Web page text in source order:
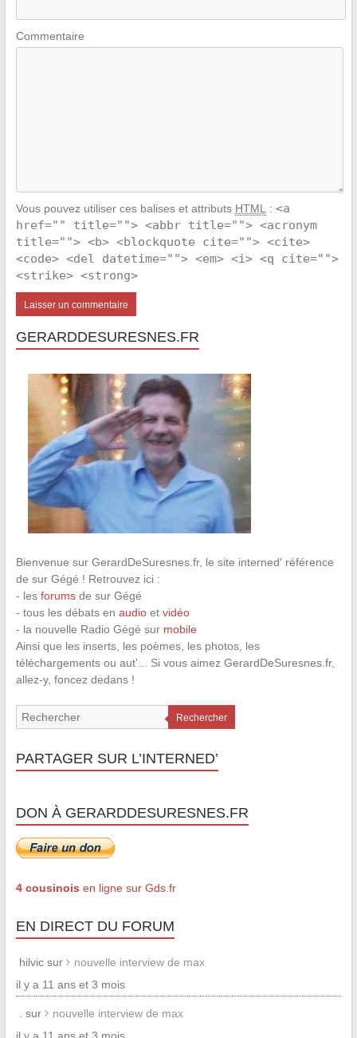
Commentaire
Vous pouvez utiliser ces balises et attributs HTML : <a
href="" title=""> <abbr title=""> <acronym
title=""> <b> <blockquote cite=""> <cite>
<code> <del datetime=""> <em> <i> <q cite="">
<strike> <strong>
GERARDDESURESNES.FR
Bienvenue sur GerardDeSuresnes.fr, le site interned' référence
de sur Gégé ! Retrouvez ici :
- les forumsde sur Gégé
- tous les débats en audioet vidéo
- la nouvelle Radio Gégé sur mobile
Ainsi que les inserts, les poèmes, les photos, les
téléchargements ou aut'... Si vous aimez GerardDeSuresnes.fr,
allez-y, foncez dedans !
Rechercher
PARTAGER SUR L’INTERNED’
DON À GERARDDESURESNES.FR
4 cousinois en ligne sur Gds.fr
EN DIRECT DU FORUM
hilvic sur
nouvelle interview de max
il y a 11 ans et 3 mois
. sur
nouvelle interview de max